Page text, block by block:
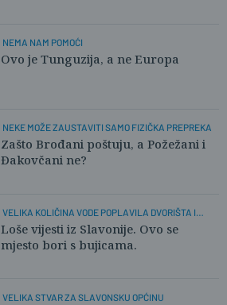
NEMA NAM POMOĆI
Ovo je Tunguzija, a ne Europa
NEKE MOŽE ZAUSTAVITI SAMO FIZIČKA PREPREKA
Zašto Brođani poštuju, a Požežani i
Đakovčani ne?
VELIKA KOLIČINA VODE POPLAVILA DVORIŠTA I
PODRUME
Loše vijesti iz Slavonije. Ovo se
mjesto bori s bujicama.
VELIKA STVAR ZA SLAVONSKU OPĆINU